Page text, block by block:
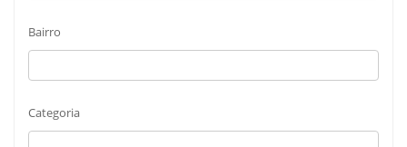
Bairro
Categoria